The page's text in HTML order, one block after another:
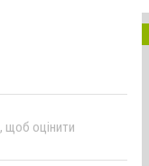
, щоб оцінити